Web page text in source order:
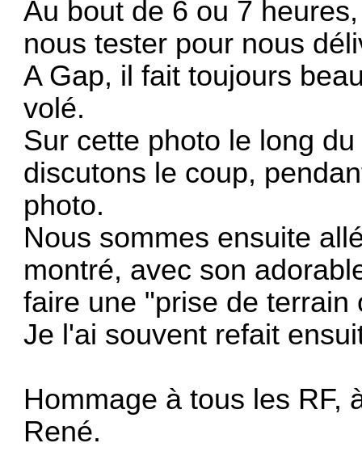
Au bout de 6 ou 7
nous tester pour nous
A Gap, il fait toujours
volé.
Sur cette photo le long
discutons le coup,
photo.
Nous sommes ensuite
montré, avec son
faire une "prise de terrain
Je l'ai souvent refait
Hommage à tous les RF,
René.